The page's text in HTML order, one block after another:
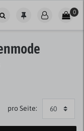
0
pro Seite: